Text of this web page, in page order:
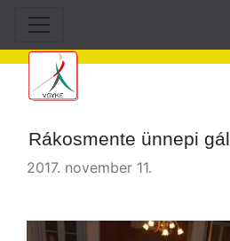
Rákosmente ünnepi
2017. november 11.